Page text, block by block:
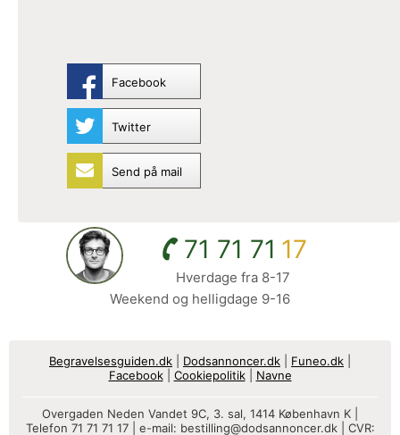
Facebook
Twitter
Send på mail
71 71 71 17
Hverdage fra 8-17
Weekend og helligdage 9-16
Begravelsesguiden.dk Dodsannoncer.dk Funeo.dk
Facebook| Cookiepolitik| Navne
Overgaden Neden Vandet 9C, 3. sal, 1414 København K |
Telefon 71 71 71 17 | e-mail: bestilling@dodsannoncer.dk| CVR: